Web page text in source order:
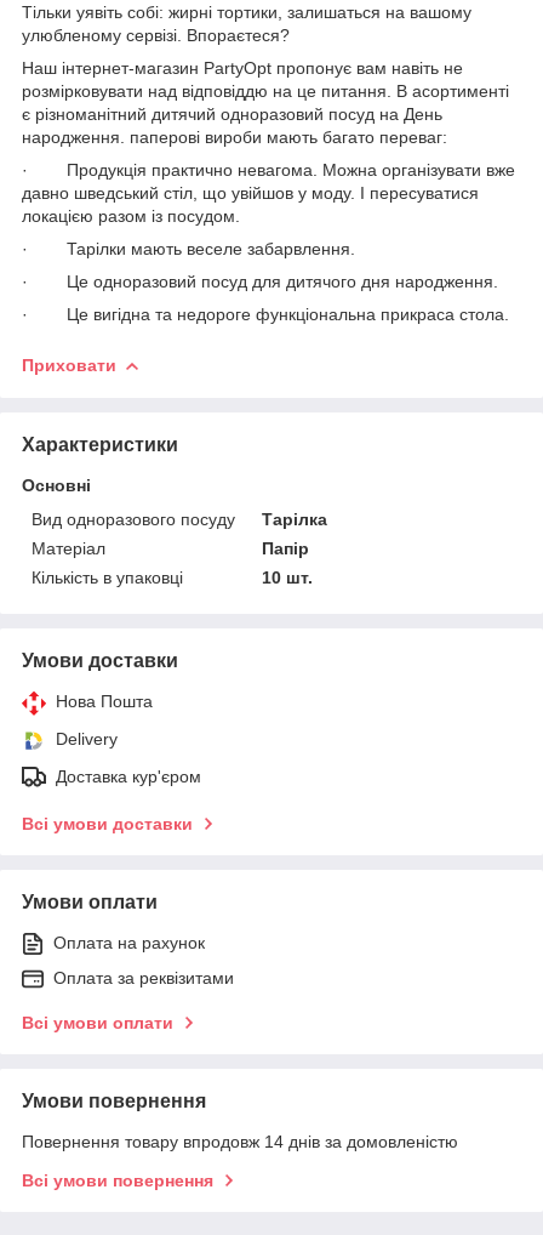
Тільки уявіть собі: жирні тортики, залишаться на вашому
улюбленому сервізі. Впораєтеся?
Наш інтернет-магазин PartyOpt пропонує вам навіть не
розмірковувати над відповіддю на це питання. В асортименті
є різноманітний дитячий одноразовий посуд на День
народження. паперові вироби мають багато переваг:
· Продукція практично невагома. Можна організувати вже
давно шведський стіл, що увійшов у моду. І пересуватися
локацією разом із посудом.
· Тарілки мають веселе забарвлення.
· Це одноразовий посуд для дитячого дня народження.
· Це вигідна та недороге функціональна прикраса стола.
Приховати
Характеристики
Основні
Вид одноразового посуду
Тарілка
Матеріал
Папір
Кількість в упаковці
10 шт.
Умови доставки
Нова Пошта
Delivery
Доставка кур'єром
Всі умови доставки
Умови оплати
Оплата на рахунок
Оплата за реквізитами
Всі умови оплати
Умови повернення
Повернення товару впродовж 14 днів за домовленістю
Всі умови повернення